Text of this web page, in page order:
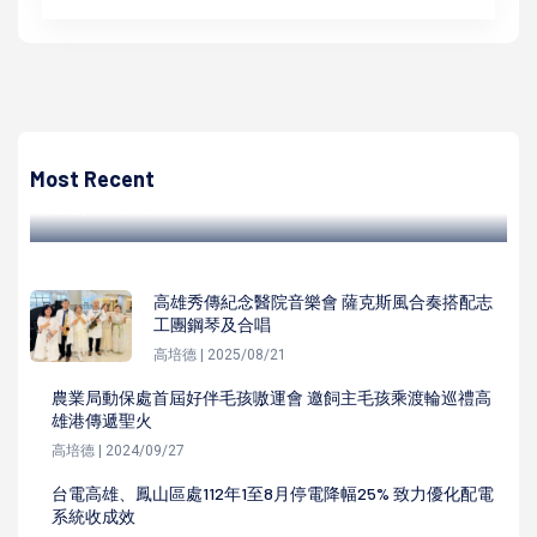
Most Recent
區環境
高雄秀傳紀念醫院音樂會 薩克斯風合奏搭配志
工團鋼琴及合唱
高培德 | 2025/08/21
農業局動保處首屆好伴毛孩嗷運會 邀飼主毛孩乘渡輪巡禮高
雄港傳遞聖火
高培德 | 2024/09/27
台電高雄、鳳山區處112年1至8月停電降幅25% 致力優化配電
系統收成效